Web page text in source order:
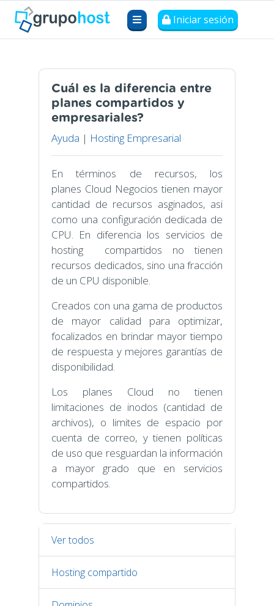
Iniciar sesión
Cuál es la diferencia entre
planes compartidos y
empresariales?
Ayuda | Hosting Empresarial
En términos de recursos, los
planes Cloud Negocios tienen mayor
cantidad de recursos asginados, asi
como una configuración dedicada de
CPU. En diferencia los servicios de
hosting compartidos no tienen
recursos dedicados, sino una fracción
de un CPU disponible.
Creados con una gama de productos
de mayor calidad para optimizar,
focalizados en brindar mayor tiempo
de respuesta y mejores garantías de
disponibilidad.
Los planes Cloud no tienen
limitaciones de inodos (cantidad de
archivos), o limites de espacio por
cuenta de correo, y tienen políticas
de uso que resguardan la información
a mayor grado que en servicios
compartidos.
Ver todos
Hosting compartido